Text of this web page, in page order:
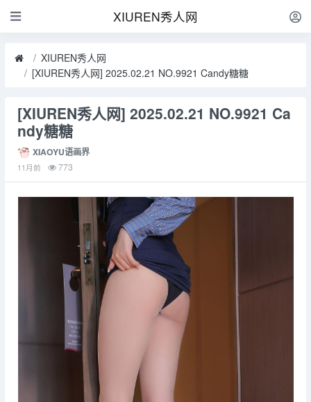
XIUREN秀人网
XIUREN秀人网
[XIUREN秀人网] 2025.02.21 NO.9921 Candy糖糖
[XIUREN秀人网] 2025.02.21 NO.9921 Ca
ndy糖糖
XIAOYU语画界
11月前 773